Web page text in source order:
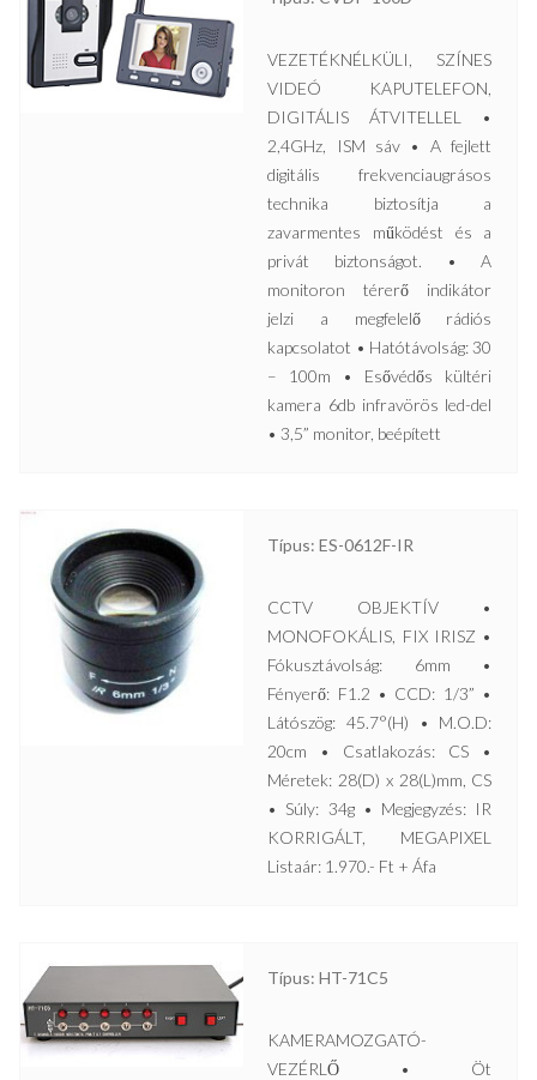
VEZETÉKNÉLKÜLI, SZÍNES
VIDEÓ KAPUTELEFON,
DIGITÁLIS ÁTVITELLEL •
2,4GHz, ISM sáv • A fejlett
digitális frekvenciaugrásos
technika biztosítja a
zavarmentes működést és a
privát biztonságot. • A
monitoron térerő indikátor
jelzi a megfelelő rádiós
kapcsolatot • Hatótávolság: 30
– 100m • Esővédős kültéri
kamera 6db infravörös led-del
• 3,5” monitor, beépített
Típus: ES-0612F-IR
CCTV OBJEKTÍV •
MONOFOKÁLIS, FIX IRISZ •
Fókusztávolság: 6mm •
Fényerő: F1.2 • CCD: 1/3” •
Látószög: 45.7°(H) • M.O.D:
20cm • Csatlakozás: CS •
Méretek: 28(D) x 28(L)mm, CS
• Súly: 34g • Megjegyzés: IR
KORRIGÁLT, MEGAPIXEL
Listaár: 1.970.- Ft + Áfa
Típus: HT-71C5
KAMERAMOZGATÓ-
VEZÉRLŐ • Öt